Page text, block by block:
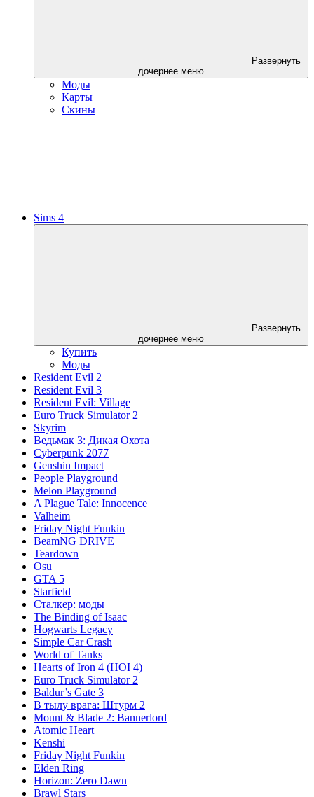
Развернуть
дочернее меню
Моды
Карты
Скины
Sims 4
Развернуть
дочернее меню
Купить
Моды
Resident Evil 2
Resident Evil 3
Resident Evil: Village
Euro Truck Simulator 2
Skyrim
Ведьмак 3: Дикая Охота
Cyberpunk 2077
Genshin Impact
People Playground
Melon Playground
A Plague Tale: Innocence
Valheim
Friday Night Funkin
BeamNG DRIVE
Teardown
Osu
GTA 5
Starfield
Сталкер: моды
The Binding of Isaac
Hogwarts Legacy
Simple Car Crash
World of Tanks
Hearts of Iron 4 (HOI 4)
Euro Truck Simulator 2
Baldur’s Gate 3
В тылу врага: Штурм 2
Mount & Blade 2: Bannerlord
Atomic Heart
Kenshi
Friday Night Funkin
Elden Ring
Horizon: Zero Dawn
Brawl Stars